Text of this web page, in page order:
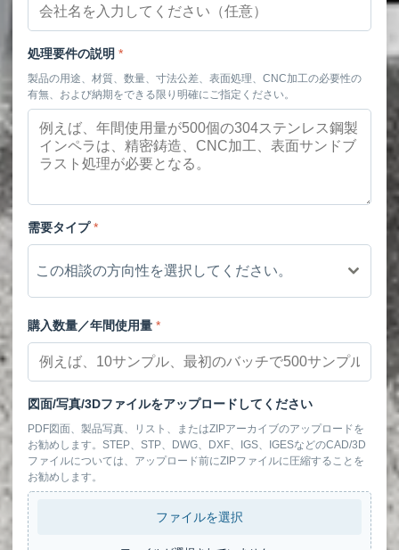
処理要件の説明 *
製品の用途、材質、数量、寸法公差、表面処理、CNC加工の必要性の
有無、および納期をできる限り明確にご指定ください。
需要タイプ*
この相談の方向性を選択してください。
購入数量／年間使用量 *
図面/写真/3Dファイルをアップロードしてください
PDF図面、製品写真、リスト、またはZIPアーカイブのアップロードを
お勧めします。STEP、STP、DWG、DXF、IGS、IGESなどのCAD/3D
ファイルについては、アップロード前にZIPファイルに圧縮することを
お勧めします。
ファイルを選択